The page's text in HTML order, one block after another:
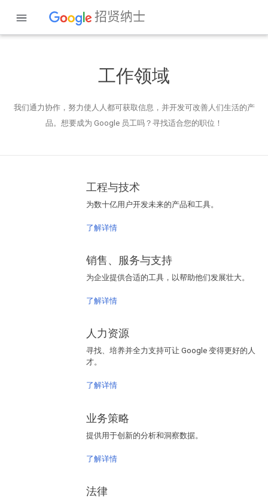
工作领域
我们通力协作，努力使人人都可获取信息，并开发可改善人们生活的产
品。想要成为 Google 员工吗？寻找适合您的职位！
工程与技术
为数十亿用户开发未来的产品和工具。
了解详情
销售、服务与支持
为企业提供合适的工具，以帮助他们发展壮大。
了解详情
人力资源
寻找、培养并全力支持可让 Google 变得更好的人
才。
了解详情
业务策略
提供用于创新的分析和洞察数据。
了解详情
法律